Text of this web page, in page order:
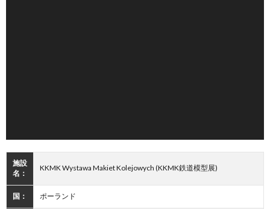
施設
名：
KKMK Wystawa Makiet Kolejowych (KKMK鉄道模型展)
国： ポーランド